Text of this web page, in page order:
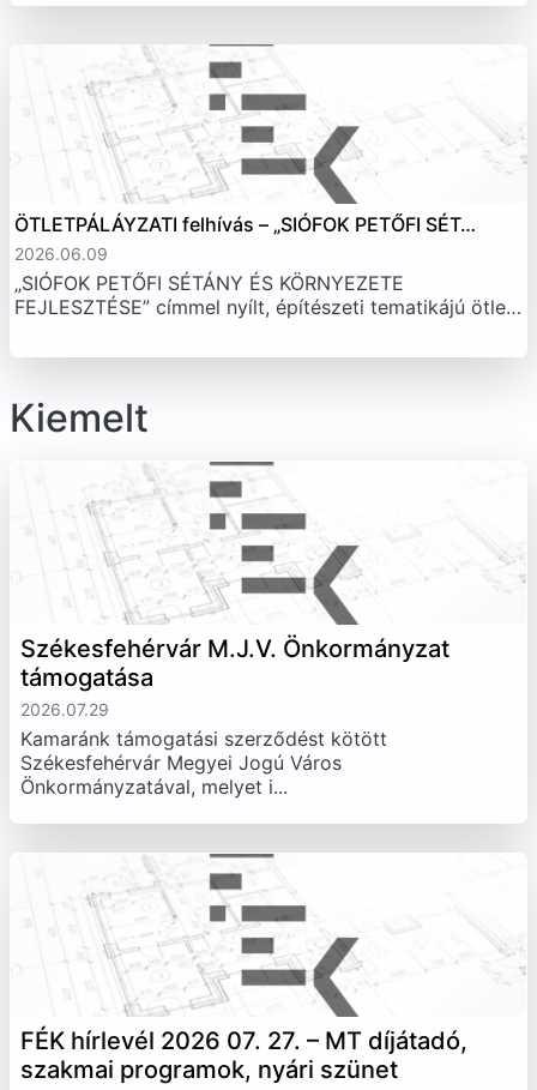
ÖTLETPÁLÁYZATI felhívás – „SIÓFOK PETŐFI SÉT…
2026.06.09
„SIÓFOK PETŐFI SÉTÁNY ÉS KÖRNYEZETE
FEJLESZTÉSE” címmel nyílt, építészeti tematikájú ötle…
Kiemelt
Székesfehérvár M.J.V. Önkormányzat
támogatása
2026.07.29
Kamaránk támogatási szerződést kötött
Székesfehérvár Megyei Jogú Város
Önkormányzatával, melyet i...
FÉK hírlevél 2026 07. 27. – MT díjátadó,
szakmai programok, nyári szünet